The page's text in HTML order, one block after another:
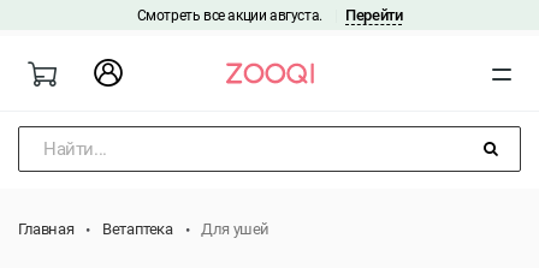
Смотреть все акции августа. Перейти
Найти...
Главная Ветаптека Для ушей